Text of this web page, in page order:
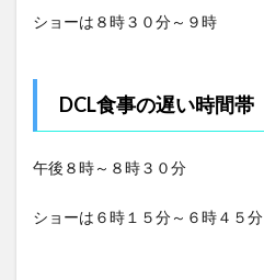
ショーは８時３０分～９時
DCL食事の遅い時間帯
午後８時～８時３０分
ショーは６時１５分～６時４５分